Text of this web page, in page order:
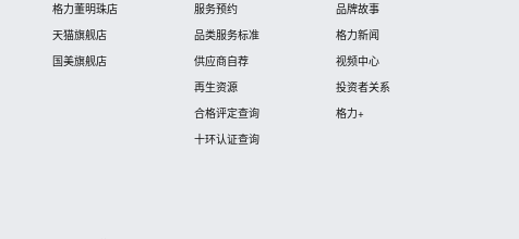
格力董明珠店
天猫旗舰店
国美旗舰店
服务预约
品类服务标准
供应商自荐
再生资源
合格评定查询
十环认证查询
品牌故事
格力新闻
视频中心
投资者关系
格力+